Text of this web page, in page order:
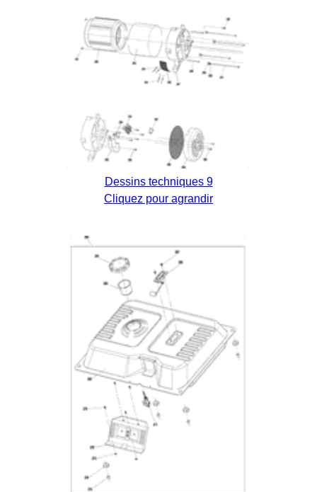
Dessins techniques 9
Cliquez pour agrandir